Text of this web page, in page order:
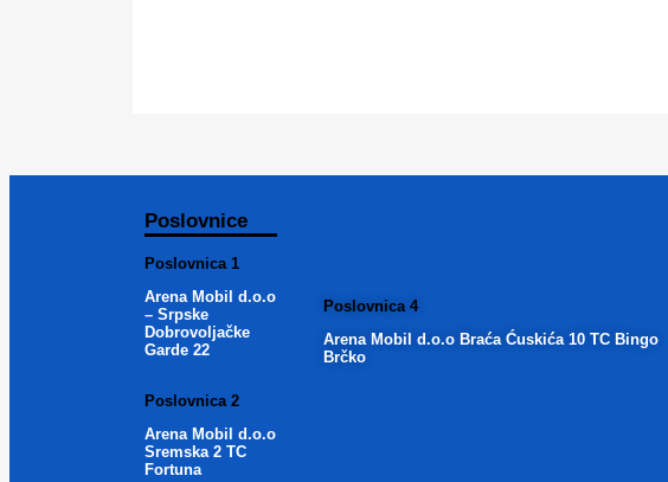
Poslovnice
Poslovnica 1
Arena Mobil d.o.o
– Srpske
Dobrovoljačke
Garde 22
Poslovnica 2
Arena Mobil d.o.o
Sremska 2 TC
Fortuna
Poslovnica 4
Arena Mobil d.o.o Braća Ćuskića 10 TC Bingo
Brčko